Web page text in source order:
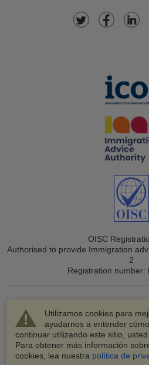
Utilizamos cookies para
ayudarnos a entender
continuar utilizando este sitio,
Para obtener más información
cookies, lea nuestra política de
OISC
Authorised to provide Immigration
2
Registration number:
© 2003-2026 VisaHQ.com,
VisaHQ y el logotipo de VisaHQ